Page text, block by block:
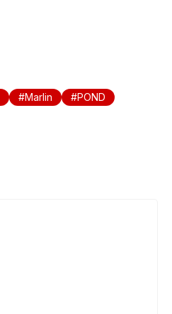
Marlin POND